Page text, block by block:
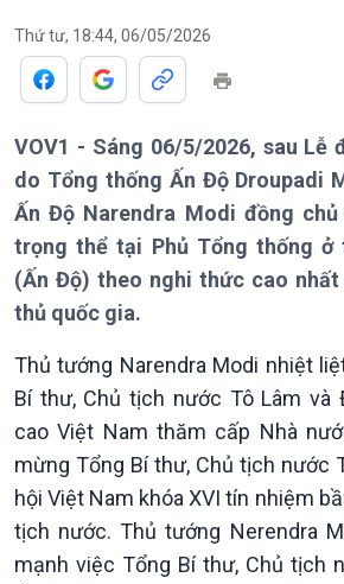
Thứ tư, 18:44, 06/05/2026
VOV1 - Sáng 06/5/2026, sau Lễ
do Tổng thống Ấn Độ Droupadi
Ấn Độ Narendra Modi đồng
trọng thể tại Phủ Tổng thống ở
(Ấn Độ) theo nghi thức cao nhất
thủ quốc gia.
Thủ tướng Narendra Modi nhiệt
Bí thư, Chủ tịch nước Tô Lâm và
cao Việt Nam thăm cấp Nhà
mừng Tổng Bí thư, Chủ tịch nước
hội Việt Nam khóa XVI tín nhiệm
tịch nước. Thủ tướng Nerendra
mạnh việc Tổng Bí thư, Chủ tịch